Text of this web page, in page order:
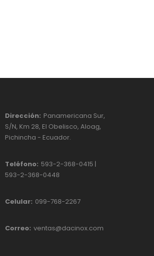
Dirección: Panamericana Sur,
S/N, Km 28, El Obelisco, Aloag,
Pichincha - Ecuador.
Teléfono: 593-2-368-0415 |
593-2-368-0448
Celular: 099-768-2267
Correo: ventas@dacinox.com